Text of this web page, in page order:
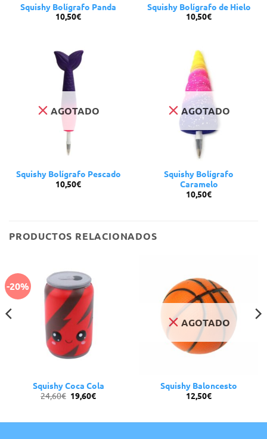
Squishy Bolígrafo Panda
10,50€
Squishy Bolígrafo de Hielo
10,50€
AGOTADO
Squishy Bolígrafo Pescado
10,50€
AGOTADO
Squishy Bolígrafo
Caramelo
10,50€
PRODUCTOS RELACIONADOS
-20%
Squishy Coca Cola
24,60€ El
precio
24,60€.
19,60€El
precio
19,60€.
AGOTADO
Squishy Baloncesto
12,50€